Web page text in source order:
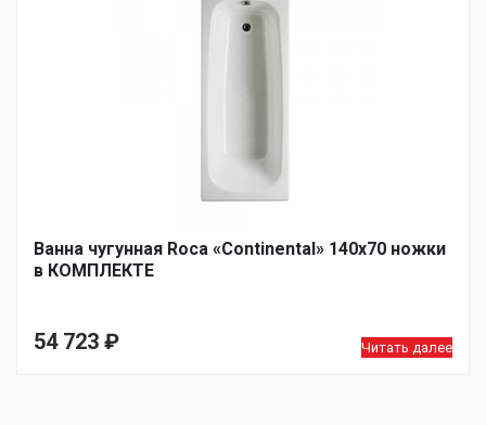
Ванна чугунная Roca «Continental» 140х70 ножки
в КОМПЛЕКТЕ
54 723 ₽ Читать далее